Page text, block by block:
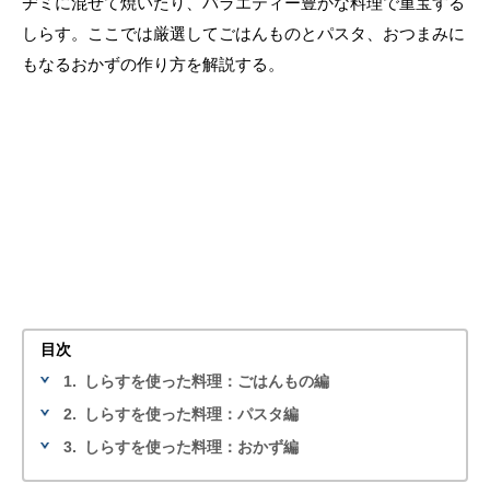
しらす。ここでは厳選してごはんものとパスタ、おつまみに
もなるおかずの作り方を解説する。
目次
1.
しらすを使った料理：ごはんもの編
2.
しらすを使った料理：パスタ編
3.
しらすを使った料理：おかず編